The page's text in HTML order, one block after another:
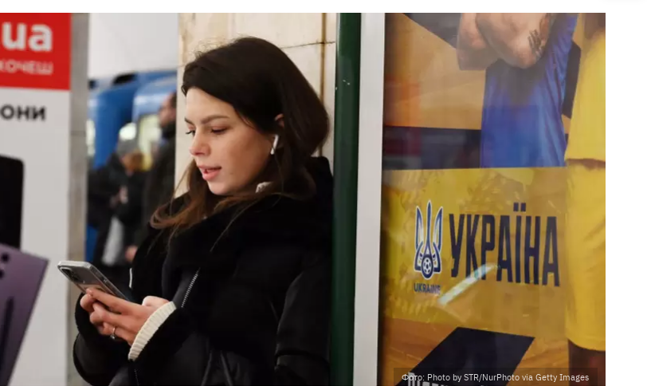
Фото: Photo by STR/NurPhoto via Getty Images